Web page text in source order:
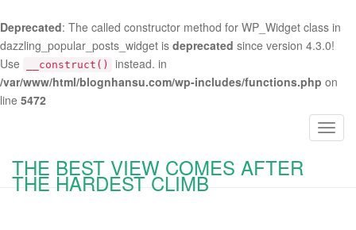
Deprecated: The called constructor method for WP_Widget class in
dazzling_popular_posts_widget is deprecated since version 4.3.0!
Use
__construct()
instead. in
/var/www/html/blognhansu.com/wp-includes/functions.php on
line 5472
T
THE BEST VIEW COMES AFTER
THE HARDEST CLIMB